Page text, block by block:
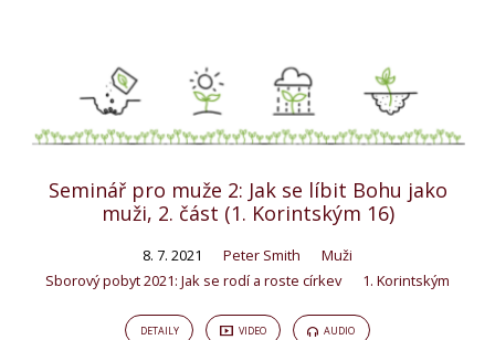
Seminář pro muže 2: Jak se líbit Bohu jako
muži, 2. část (1. Korintským 16)
8. 7. 2021 Peter Smith
Muži
Sborový pobyt 2021: Jak se rodí a roste církev
1. Korintským
DETAILY VIDEO AUDIO